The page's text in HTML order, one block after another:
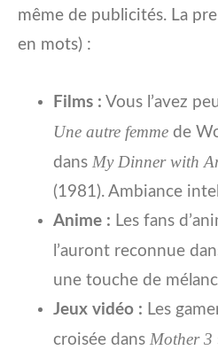
même de publicités. La
en mots) :
Films : Vous l’avez
Une autre femme de
dans My Dinner with
(1981). Ambiance
Anime : Les fans
l’auront reconnue
une touche de
Jeux vidéo : Les
croisée dans Mother 3